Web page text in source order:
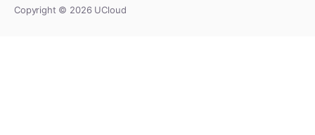
Copyright © 2026UCloud